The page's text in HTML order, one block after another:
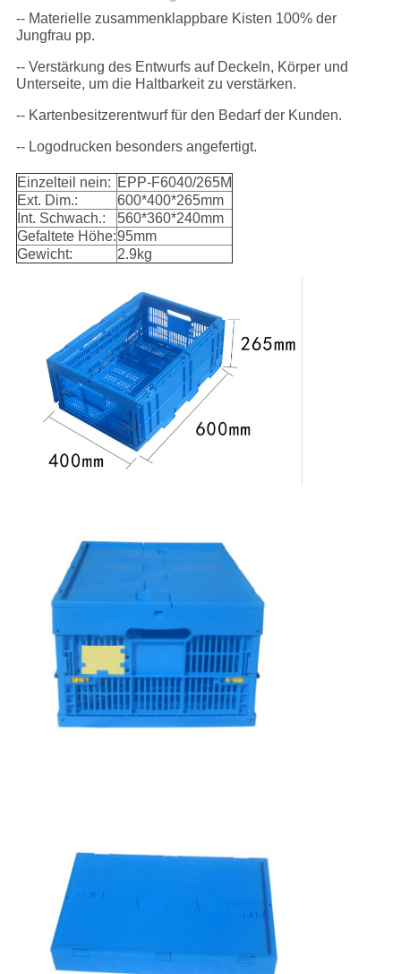
-- Materielle zusammenklappbare Kisten 100% der
Jungfrau pp.
-- Verstärkung des Entwurfs auf Deckeln, Körper und
Unterseite, um die Haltbarkeit zu verstärken.
-- Kartenbesitzerentwurf für den Bedarf der Kunden.
-- Logodrucken besonders angefertigt.
Einzelteil nein: EPP-F6040/265M
Ext. Dim.:
600*400*265mm
Int. Schwach.:
560*360*240mm
Gefaltete Höhe:95mm
Gewicht:
2.9kg